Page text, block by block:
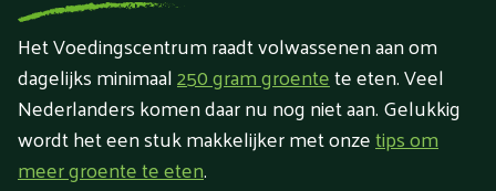
Het Voedingscentrum raadt volwassenen aan om
dagelijks minimaal250 gram groentete eten. Veel
Nederlanders komen daar nu nog niet aan. Gelukkig
wordt het een stuk makkelijker met onzetips om
meer groente te eten.